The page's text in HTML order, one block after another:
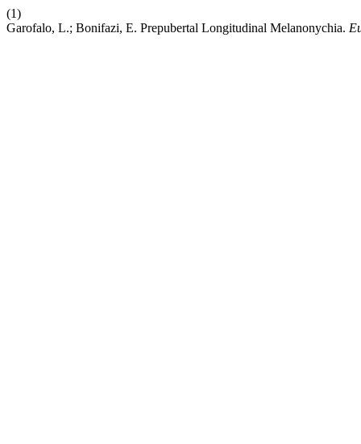
(1)
Garofalo, L.; Bonifazi, E. Prepubertal Longitudinal Melanonychia.